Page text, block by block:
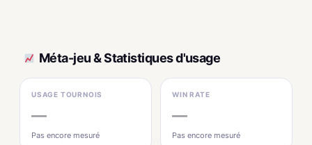
Méta-jeu & Statistiques d'usage
USAGE TOURNOIS
—
Pas encore mesuré
WIN RATE
—
Pas encore mesuré